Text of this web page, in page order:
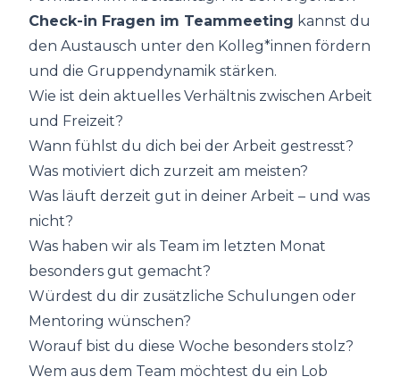
Check-in Fragen im Teammeeting kannst du
den Austausch unter den Kolleg*innen fördern
und die Gruppendynamik stärken.
Wie ist dein aktuelles Verhältnis zwischen Arbeit
und Freizeit?
Wann fühlst du dich bei der Arbeit gestresst?
Was motiviert dich zurzeit am meisten?
Was läuft derzeit gut in deiner Arbeit – und was
nicht?
Was haben wir als Team im letzten Monat
besonders gut gemacht?
Würdest du dir zusätzliche Schulungen oder
Mentoring wünschen?
Worauf bist du diese Woche besonders stolz?
Wem aus dem Team möchtest du ein Lob